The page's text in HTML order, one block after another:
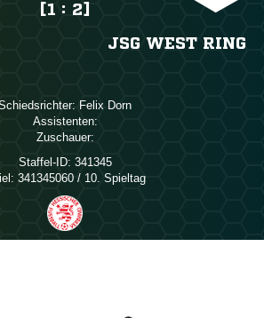
[1 : 2]
JSG WEST RING
 
Assistenten:
Zuschauer:
Staffel-ID: 341345
341345060 / 10. Spieltag